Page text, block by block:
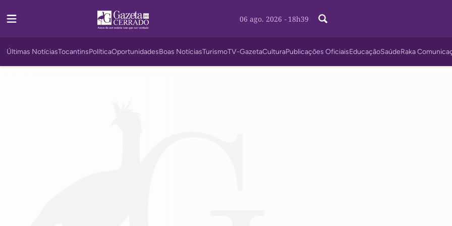
06 ago. 2026 - 18h39
Últimas NotíciasTocantinsPolíticaOportunidadesBoas NotíciasTurismoTV-GazetaCulturaPublicações OficiaisEducaçãoSaúdeRaka